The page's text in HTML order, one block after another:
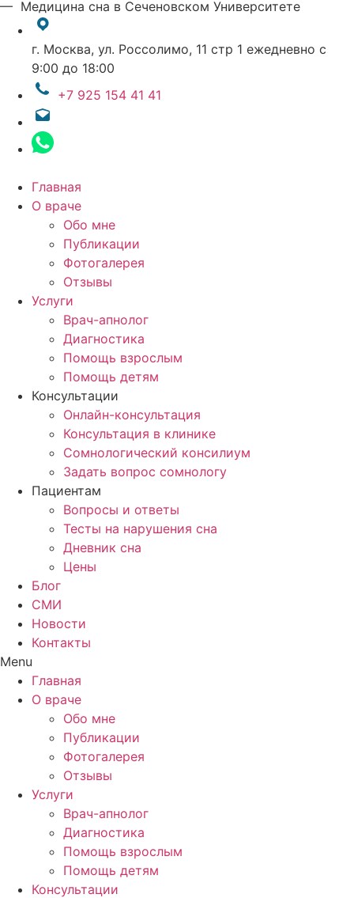
— Медицина сна в Сеченовском Университете
г. Москва, ул. Россолимо, 11 стр 1 ежедневно с
9:00 до 18:00
+7 925 154 41 41
Главная
О враче
Обо мне
Публикации
Фотогалерея
Отзывы
Услуги
Врач-апнолог
Диагностика
Помощь взрослым
Помощь детям
Консультации
Онлайн-консультация
Консультация в клинике
Сомнологический консилиум
Задать вопрос сомнологу
Пациентам
Вопросы и ответы
Тесты на нарушения сна
Дневник сна
Цены
Блог
СМИ
Новости
Контакты
Menu
Главная
О враче
Обо мне
Публикации
Фотогалерея
Отзывы
Услуги
Врач-апнолог
Диагностика
Помощь взрослым
Помощь детям
Консультации